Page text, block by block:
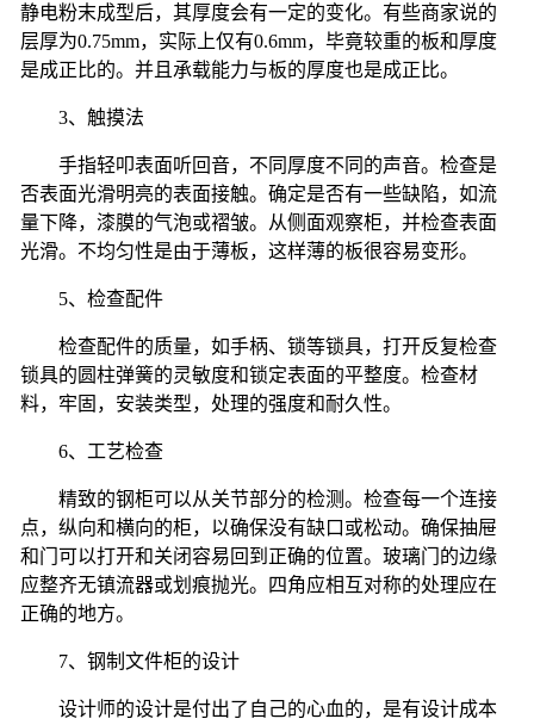
静电粉末成型后，其厚度会有一定的变化。有些商家说的
层厚为0.75mm，实际上仅有0.6mm，毕竟较重的板和厚度
是成正比的。并且承载能力与板的厚度也是成正比。
3、触摸法
手指轻叩表面听回音，不同厚度不同的声音。检查是
否表面光滑明亮的表面接触。确定是否有一些缺陷，如流
量下降，漆膜的气泡或褶皱。从侧面观察柜，并检查表面
光滑。不均匀性是由于薄板，这样薄的板很容易变形。
5、检查配件
检查配件的质量，如手柄、锁等锁具，打开反复检查
锁具的圆柱弹簧的灵敏度和锁定表面的平整度。检查材
料，牢固，安装类型，处理的强度和耐久性。
6、工艺检查
精致的钢柜可以从关节部分的检测。检查每一个连接
点，纵向和横向的柜，以确保没有缺口或松动。确保抽屉
和门可以打开和关闭容易回到正确的位置。玻璃门的边缘
应整齐无镇流器或划痕抛光。四角应相互对称的处理应在
正确的地方。
7、钢制文件柜的设计
设计师的设计是付出了自己的心血的，是有设计成本